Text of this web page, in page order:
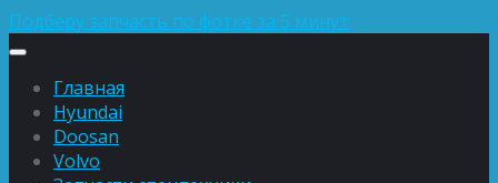
Подберу запчасть по фотке за 5 минут
Главная
Hyundai
Doosan
Volvo